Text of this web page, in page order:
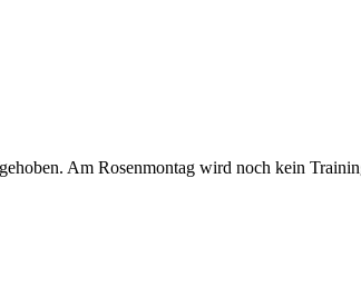
Am Rosenmontag wird noch kein